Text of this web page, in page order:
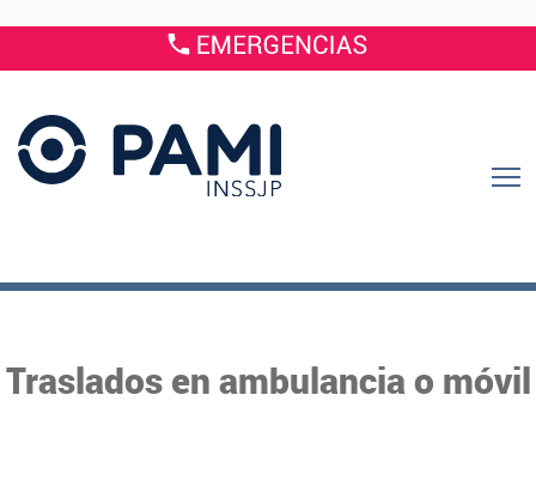
Traslados en ambulancia o móvil